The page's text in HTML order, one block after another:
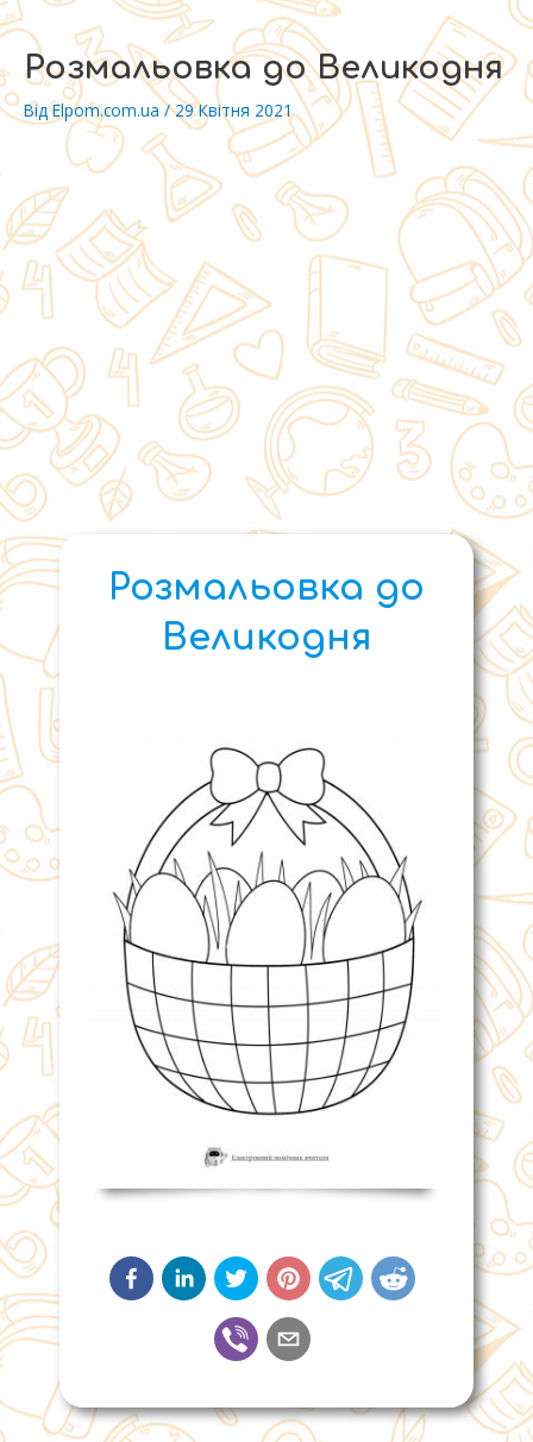
Перейти
до
вмістуРозмальовка до Великодня
ВідElpom.com.ua/29 Квітня 2021
Розмальовка до
Великодня